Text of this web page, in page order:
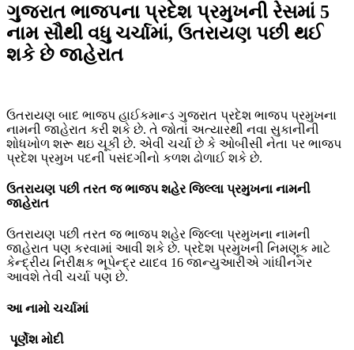
ગુજરાત ભાજપના પ્રદેશ પ્રમુખની રેસમાં 5
નામ સૌથી વધુ ચર્ચામાં, ઉતરાયણ પછી થઈ
શકે છે જાહેરાત
ઉતરાયણ બાદ ભાજપ હાઈકમાન્ડ ગુજરાત પ્રદેશ ભાજપ પ્રમુખના
નામની જાહેરાત કરી શકે છે. તે જોતાં અત્યારથી નવા સુકાનીની
શોધખોળ શરૂ થઇ ચૂકી છે. એવી ચર્ચા છે કે ઓબીસી નેતા પર ભાજપ
પ્રદેશ પ્રમુખ પદની પસંદગીનો કળશ ઢોળાઈ શકે છે.
ઉતરાયણ પછી તરત જ ભાજપ શહેર જિલ્લા પ્રમુખના નામની
જાહેરાત
ઉતરાયણ પછી તરત જ ભાજપ શહેર જિલ્લા પ્રમુખના નામની
જાહેરાત પણ કરવામાં આવી શકે છે. પ્રદેશ પ્રમુખની નિમણૂક માટે
કેન્દ્રીય નિરીક્ષક ભૂપેન્દ્ર યાદવ 16 જાન્યુઆરીએ ગાંધીનગર
આવશે તેવી ચર્ચા પણ છે.
આ નામો ચર્ચામાં
પૂર્ણેશ મોદી